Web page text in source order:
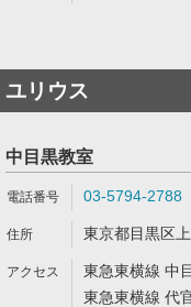
ユリウス
中目黒教室
03-5794-2788
東京都目黒区
東急東横線 中
東急東横線 代